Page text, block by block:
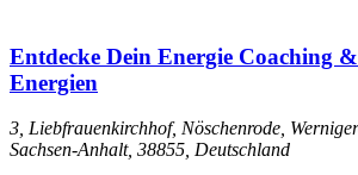
Entdecke Dein Energie Coaching
Energien
3, Liebfrauenkirchhof, Nöschenrode,
Sachsen-Anhalt, 38855, Deutschland